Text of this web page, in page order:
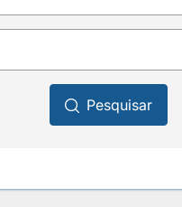
Pesquisar